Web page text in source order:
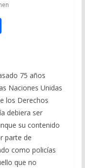
C
p
ar
ti
r
75 años
Naciones Unidas
los Derechos
debiera ser
su contenido
parte de
como policías
que no